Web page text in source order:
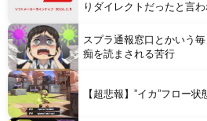
Powered by livedoor 相互RSS
りダイレクトだったと言
スプラ通報窓口とかいう
痴を読まされる苦行
【超悲報】”イカ”フロー状